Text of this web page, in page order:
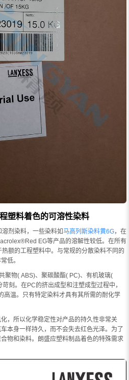
塑料着色的可溶性染料
剂染料，一些染料如马高列斯染料黄6G，在
EG等产品的溶解性较低。在所有
额的工程塑料中。与常规的分散染料不同的
低。
聚物( ABS)、聚碳酸酯( PC)、有机玻璃(
刻。在PC的挤出成型和注塑成型过程中，
高温。只有特定染料才具有其所需的耐化学
，所以化学稳定性对产品的持久性非常关
本身一样持久，而不会失去红色光泽。为了
物和染料。朗盛应塑料制品着色的特殊需求